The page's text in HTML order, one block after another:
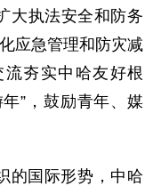
大执法安全和防务
应急管理和防灾减
夯实中哈友好根
”，鼓励青年、媒
的国际形势，中哈